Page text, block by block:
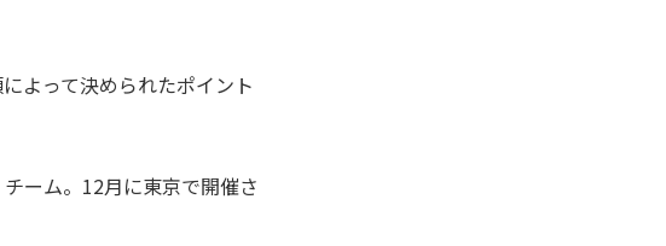
よって決められたポイント
ーム。12月に東京で開催さ